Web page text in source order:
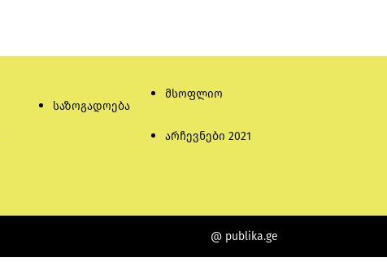
საზოგადოება
მსოფლიო
არჩევნები 2021
@ publika.ge